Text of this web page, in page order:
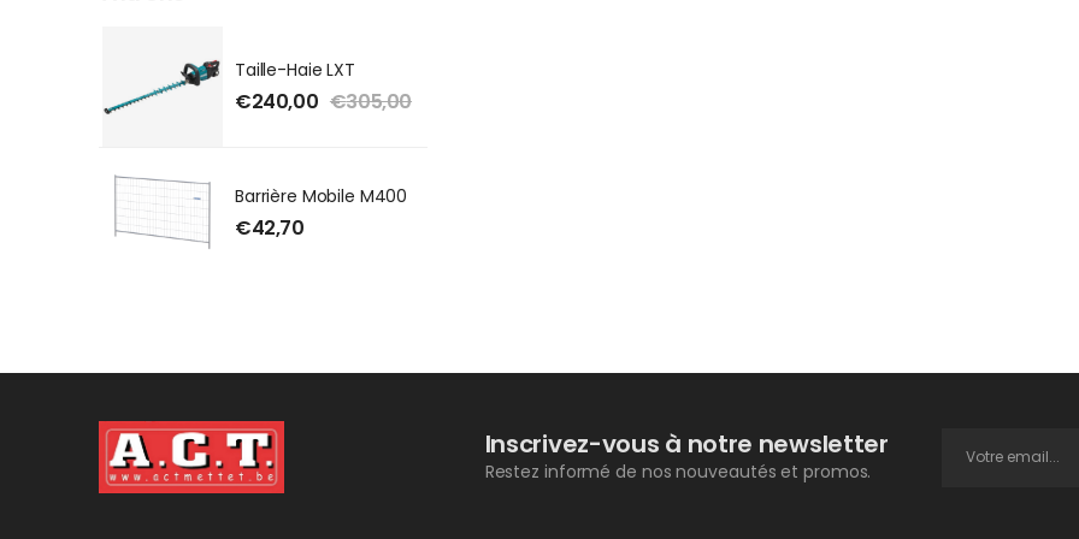
Taille-Haie LXT
€240,00 €305,00
Barrière Mobile M400
€42,70
Inscrivez-vous à notre newsletter
Restez informé de nos nouveautés et promos.